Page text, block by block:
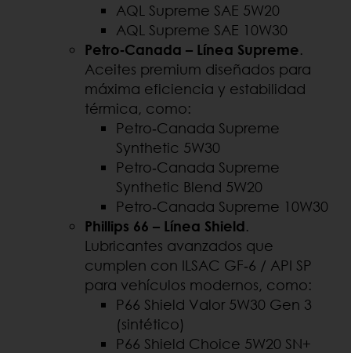
AQL Supreme SAE 5W20
AQL Supreme SAE 10W30
Petro‑Canada – Línea Supreme.
Aceites premium diseñados para
máxima eficiencia y estabilidad
térmica, como:
Petro‑Canada Supreme
Synthetic 5W30
Petro‑Canada Supreme
Synthetic Blend 5W20
Petro‑Canada Supreme 10W30
Phillips 66 – Línea Shield.
Lubricantes avanzados que
cumplen con ILSAC GF‑6 / API SP
para vehículos modernos, como:
P66 Shield Valor 5W30 Gen 3
(sintético)
P66 Shield Choice 5W20 SN+